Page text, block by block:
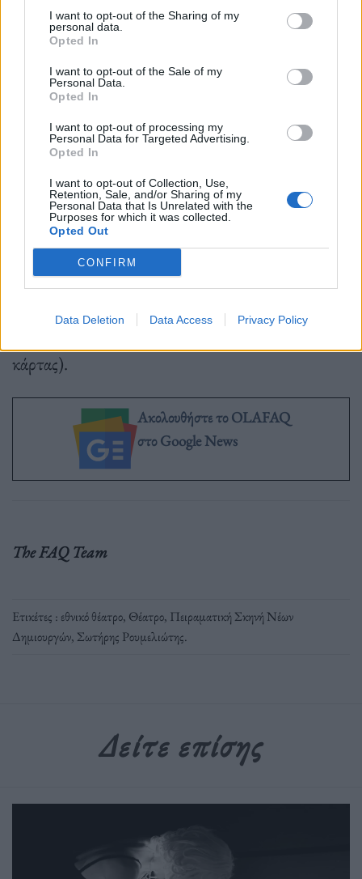
I want to opt-out of the Sharing of my
personal data.
Opted In
I want to opt-out of the Sale of my
Personal Data.
Opted In
I want to opt-out of processing my
Personal Data for Targeted Advertising.
Opted In
I want to opt-out of Collection, Use,
Retention, Sale, and/or Sharing of my
Personal Data that Is Unrelated with the
Purposes for which it was collected.
Opted Out
CONFIRM
Data Deletion Data Access Privacy Policy
Τριαντακωνσταντής
Φωτογράφος παράστασης:Θεόφιλος Τσιμάς
Video παράστασης: Xρήστος Συμεωνίδης
Ημέρες και ώρες παραστάσεων:Πέμπτη,
Παρασκευή, Σάββατο, Κυριακή στις 21:00
Προπώληση εισιτηρίων: ticketservices.grκαι στο
κάρτας).
Ακολουθήστε το OLAFAQ
στο Google News
The FAQ Team
Ετικέτες : εθνικό θέατρο, Θέατρο, Πειραματική Σκηνή Νέων
Δημιουργών, Σωτήρης Ρουμελιώτης.
Δείτε επίσης